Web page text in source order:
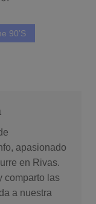
90’s
apasionado
en Rivas.
comparto las
a nuestra